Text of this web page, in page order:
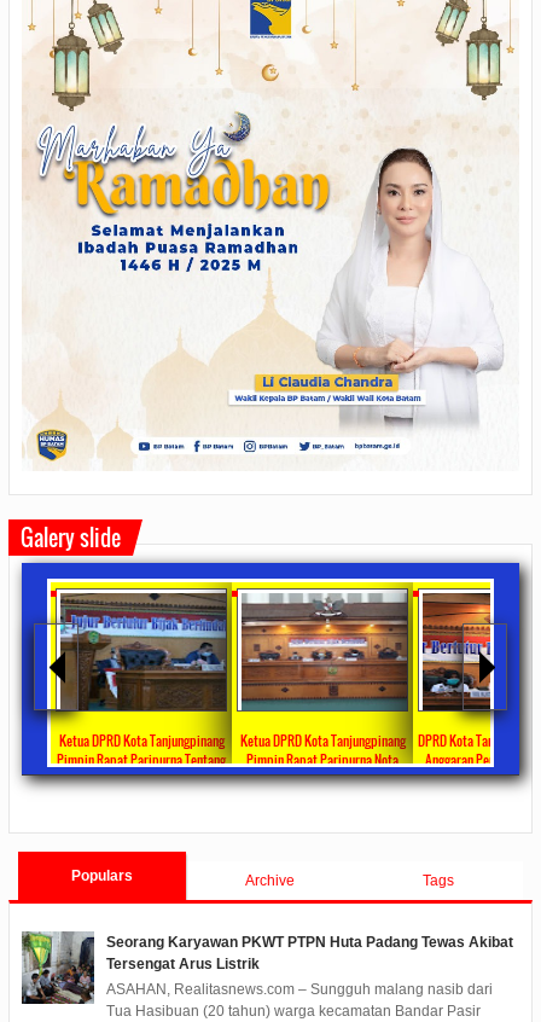
Galery slide
Ketua DPRD Kota Tanjungpinang
Pimpin Rapat Paripurna Tentang
Jawaban Pandangan Umum Fraksi-
Ketua DPRD Kota Tanjungpinang
Pimpin Rapat Paripurna Nota
Pengantar LKPJ Walikota
DPRD Kota Tanjungpinang
Anggaran Penanganan Covid-
Tahun 2020 Sebesar Rp 31,4
Populars Archive Tags
Seorang Karyawan PKWT PTPN Huta Padang Tewas Akibat
Tersengat Arus Listrik
ASAHAN, Realitasnews.com – Sungguh malang nasib dari
Tua Hasibuan (20 tahun) warga kecamatan Bandar Pasir